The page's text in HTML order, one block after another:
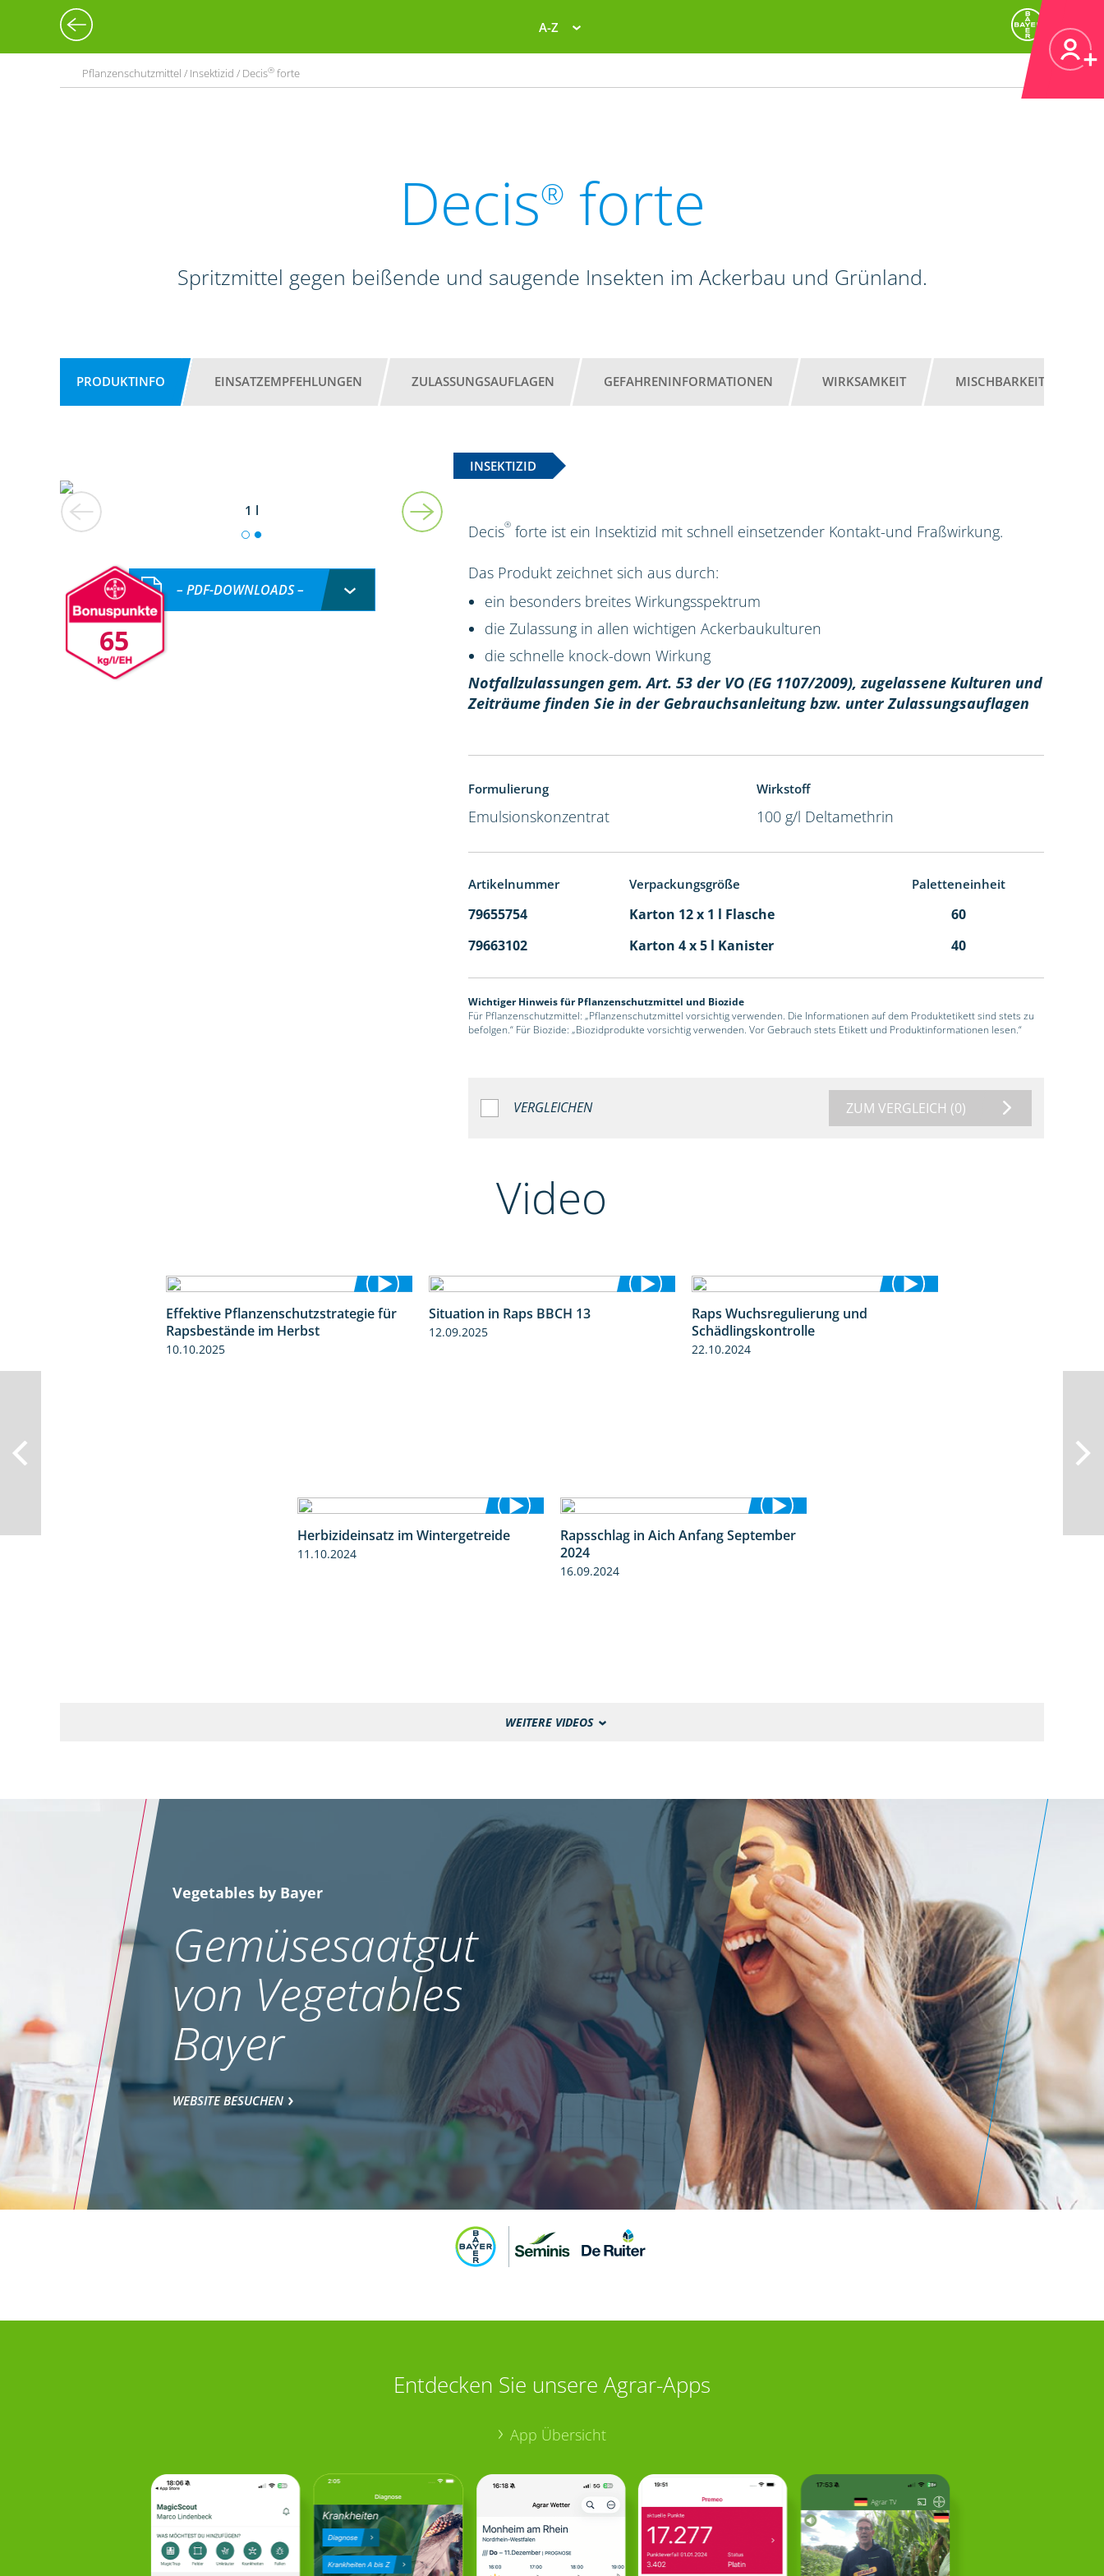
A-Z
Pflanzenschutzmittel / Insektizid / Decis® forte
Decis® forte
Spritzmittel gegen beißende und saugende Insekten im Ackerbau und Grünland.
PRODUKTINFO EINSATZEMPFEHLUNGEN ZULASSUNGSAUFLAGEN GEFAHRENINFORMATIONEN WIRKSAMKEIT MISCHBARKEIT
INSEKTIZID
1 l
65
– PDF-DOWNLOADS –
Decis® forte ist ein Insektizid mit schnell einsetzender Kontakt-und Fraßwirkung.
Das Produkt zeichnet sich aus durch:
ein besonders breites Wirkungsspektrum
die Zulassung in allen wichtigen Ackerbaukulturen
die schnelle knock-down Wirkung
Notfallzulassungen gem. Art. 53 der VO (EG 1107/2009), zugelassene Kulturen und
Zeiträume finden Sie in der Gebrauchsanleitung bzw. unter Zulassungsauflagen
Formulierung
Emulsionskonzentrat
Wirkstoff
100 g/l Deltamethrin
Artikelnummer Verpackungsgröße Paletteneinheit
79655754 Karton 12 x 1 l Flasche
60
79663102
Karton 4 x 5 l Kanister 40
Wichtiger Hinweis für Pflanzenschutzmittel und Biozide
Für Pflanzenschutzmittel: „Pflanzenschutzmittel vorsichtig verwenden. Die Informationen auf dem Produktetikett sind stets zu
befolgen.“ Für Biozide: „Biozidprodukte vorsichtig verwenden. Vor Gebrauch stets Etikett und Produktinformationen lesen.“
VERGLEICHEN ZUM VERGLEICH (0)
Video
3:01
Effektive Pflanzenschutzstrategie für
Rapsbestände im Herbst
10.10.2025
Situation in Raps BBCH 13
12.09.2025
Raps Wuchsregulierung und
Schädlingskontrolle
22.10.2024
2:32
Herbizideinsatz im Wintergetreide
11.10.2024
1:50
Rapsschlag in Aich Anfang September
2024
16.09.2024
WEITERE VIDEOS
Vegetables by Bayer
Gemüsesaatgut
von Vegetables
Bayer
WEBSITE BESUCHEN
Entdecken Sie unsere Agrar-Apps
App Übersicht